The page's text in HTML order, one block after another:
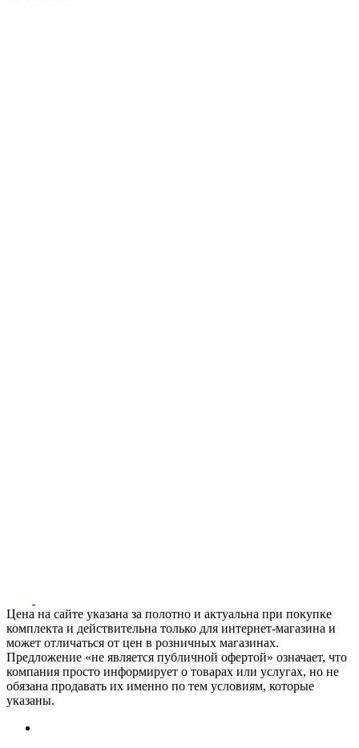
Цена на сайте указана за полотно и актуальна при покупке
комплекта и действительна только для интернет-магазина и
может отличаться от цен в розничных магазинах.
Предложение «не является публичной офертой» означает, что
компания просто информирует о товарах или услугах, но не
обязана продавать их именно по тем условиям, которые
указаны.